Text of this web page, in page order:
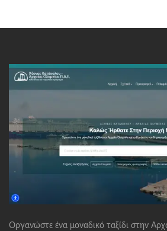
Οργανώστε ένα μοναδικό ταξίδι στην